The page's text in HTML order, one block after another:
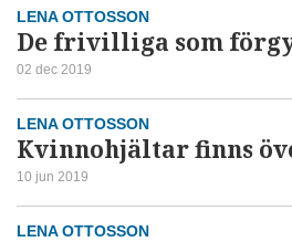
LENA OTTOSSON
De frivilliga som
02 dec 2019
LENA OTTOSSON
Kvinnohjältar finns
10 jun 2019
LENA OTTOSSON